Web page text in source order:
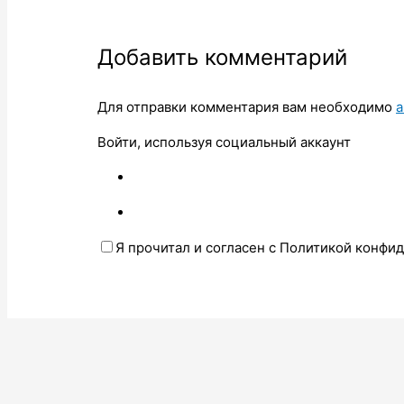
Добавить комментарий
Для отправки комментария вам необходимо
Войти, используя социальный аккаунт
Я прочитал и согласен с Политикой